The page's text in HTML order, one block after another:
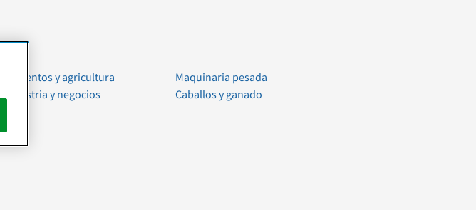
Alimentos y agricultura
Industria y negocios
Maquinaria pesada
Caballos y ganado